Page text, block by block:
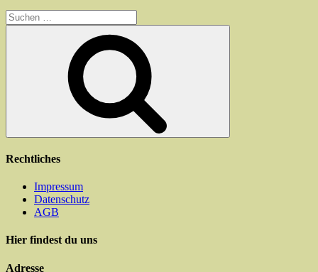
Suchen
nach:
Rechtliches
Impressum
Datenschutz
AGB
Hier findest du uns
Adresse